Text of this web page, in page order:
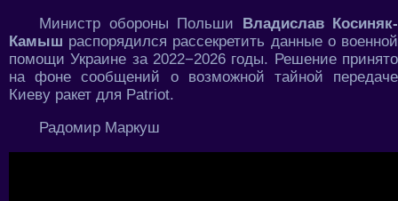
Министр обороны Польши Владислав Косиняк-
Камыш распорядился рассекретить данные о военной
помощи Украине за 2022−2026 годы. Решение принято
на фоне сообщений о возможной тайной передаче
Киеву ракет для Patriot.
Радомир Маркуш